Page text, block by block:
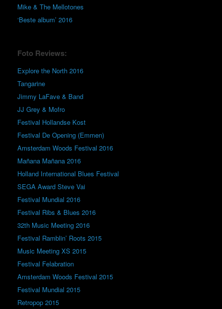
Mike & The Mellotones
‘Beste album’ 2016
Foto Reviews:
Explore the North 2016
Tangarine
Jimmy LaFave & Band
JJ Grey & Mofro
Festival Hollandse Kost
Festival De Opening (Emmen)
Amsterdam Woods Festival 2016
Mañana Mañana 2016
Holland International Blues Festival
SEGA Award Steve Vai
Festival Mundial 2016
Festival Ribs & Blues 2016
32th Music Meeting 2016
Festival Ramblin’ Roots 2015
Music Meeting XS 2015
Festival Felabration
Amsterdam Woods Festival 2015
Festival Mundial 2015
Retropop 2015